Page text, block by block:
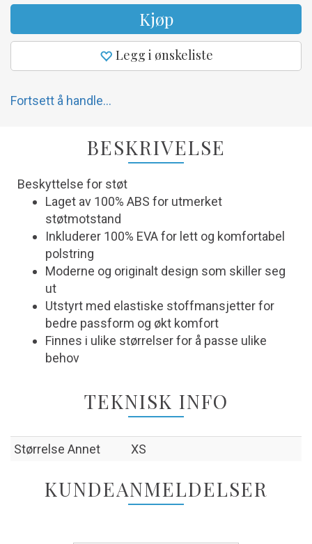
Kjøp
Legg i ønskeliste
Fortsett å handle...
BESKRIVELSE
Beskyttelse for støt
Laget av 100% ABS for utmerket
støtmotstand
Inkluderer 100% EVA for lett og komfortabel
polstring
Moderne og originalt design som skiller seg
ut
Utstyrt med elastiske stoffmansjetter for
bedre passform og økt komfort
Finnes i ulike størrelser for å passe ulike
behov
TEKNISK INFO
Størrelse Annet XS
KUNDEANMELDELSER